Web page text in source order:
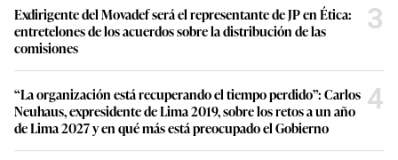
Exdirigente del Movadef será el representante de JP en Ética:
entretelones de los acuerdos sobre la distribución de las
comisiones
3
“La organización está recuperando el tiempo perdido”: Carlos
Neuhaus, expresidente de Lima 2019, sobre los retos a un año
de Lima 2027 y en qué más está preocupado el Gobierno
4